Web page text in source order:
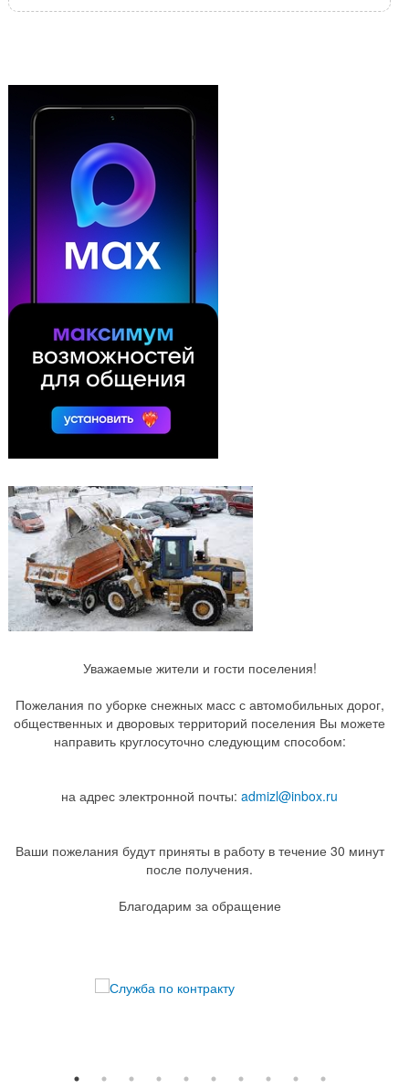
Уважаемые жители и гости поселения!
Пожелания по уборке снежных масс с автомобильных дорог,
общественных и дворовых территорий поселения Вы можете
направить круглосуточно следующим способом:
на адрес электронной почты: admizl@inbox.ru
Ваши пожелания будут приняты в работу в течение 30 минут
после получения.
Благодарим за обращение